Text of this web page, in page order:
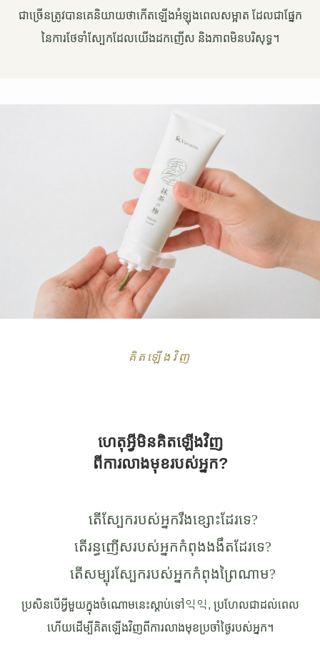
ជាច្រើនត្រូវបានគេនិយាយថាកើតឡើងអំឡុងពេលសម្អាត ដែលជាផ្នែក
នៃការថែទាំស្បែកដែលយើងដកញើស និងភាពមិនបរិសុទ្ធ។
គិតឡើងវិញ
ហេតុអ្វីមិនគិតឡើងវិញ
ពីការលាងមុខរបស់អ្នក?
តើស្បែករបស់អ្នករឹងខ្សោះដែរទេ?
តើរន្ធញើសរបស់អ្នកកំពុងងងឹតដែរទេ?
តើសម្បុរស្បែករបស់អ្នកកំពុងព្រៃ​ណាម?
ប្រសិនបើអ្វីមួយក្នុងចំណោមនេះស្តាប់ទៅ익익, ប្រហែលជាដល់ពេល
ហើយដើម្បីគិតឡើងវិញពីការលាងមុខប្រចាំថ្ងៃរបស់អ្នក។